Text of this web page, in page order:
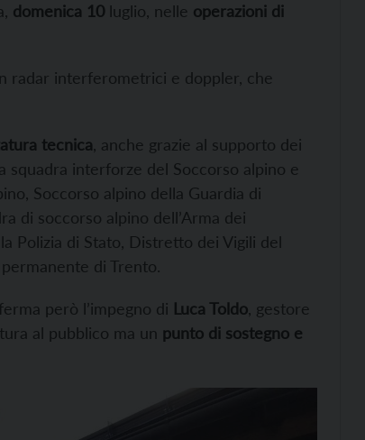
domenica 10 luglio, nelle operazioni di
radar interferometrici e doppler, che
tecnica, anche grazie al supporto dei
interforze del Soccorso alpino e
Soccorso alpino della Guardia di
di soccorso alpino dell’Arma dei
Polizia di Stato, Distretto dei Vigili del
di Trento.
però l’impegno di Luca Toldo, gestore
al pubblico ma un punto di sostegno e